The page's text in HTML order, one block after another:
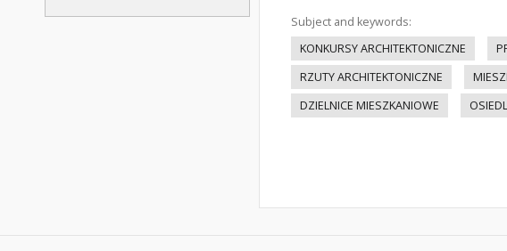
Subject and keywords:
KONKURSY ARCHITEKTONICZNE
RZUTY ARCHITEKTONICZNE
DZIELNICE MIESZKANIOWE